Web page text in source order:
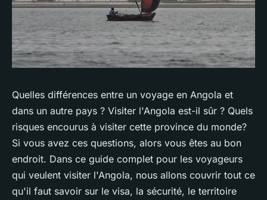
Quelles différences entre un voyage en Angola et
dans un autre pays ? Visiter l'Angola est-il sûr ? Quels
risques encourus à visiter cette province du monde?
Si vous avez ces questions, alors vous êtes au bon
endroit. Dans ce guide complet pour les voyageurs
qui veulent visiter l'Angola, nous allons couvrir tout ce
qu'il faut savoir sur le visa, la sécurité, le territoire